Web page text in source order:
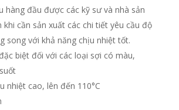
hàng đầu được các kỹ sư và nhà sản
khi cần sản xuất các chi tiết yêu cầu độ
song với khả năng chịu nhiệt tốt.
biệt đối với các loại sợi có màu,
nhiệt cao, lên đến 110°C